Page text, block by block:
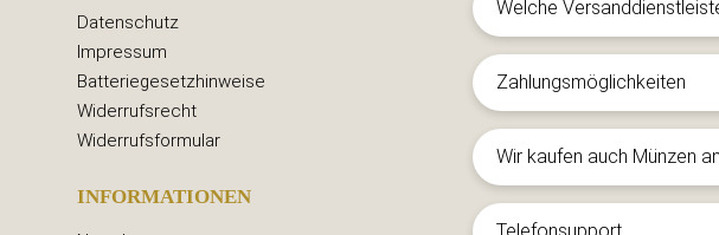
Datenschutz
Impressum
Batteriegesetzhinweise
Widerrufsrecht
Widerrufsformular
INFORMATIONEN
Welche
Zahlungsmöglichkeiten
Wir kaufen auch Münzen an